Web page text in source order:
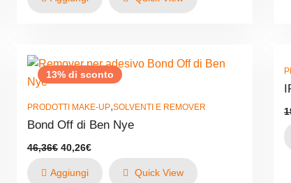
13% di sconto
PRODOTTI MAKE-UP,SOLVENTI E REMOVER
Bond Off di Ben Nye
46,36€ Il
originale
era:
40,26€Il
Aggiungi Quick View